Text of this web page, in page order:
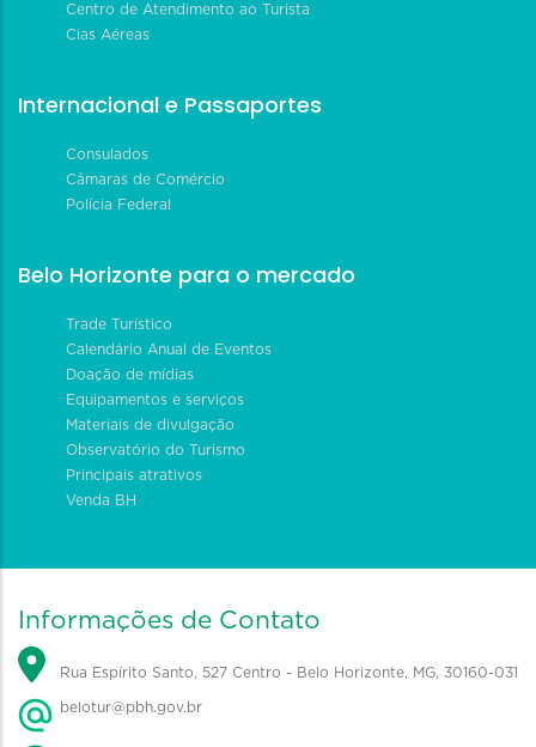
Centro de Atendimento ao Turista
Cias Aéreas
Internacional e Passaportes
Consulados
Câmaras de Comércio
Polícia Federal
Belo Horizonte para o mercado
Trade Turístico
Calendário Anual de Eventos
Doação de mídias
Equipamentos e serviços
Materiais de divulgação
Observatório do Turismo
Principais atrativos
Venda BH
Informações de Contato
Rua Espírito Santo, 527 Centro - Belo Horizonte, MG, 30160-031
belotur@pbh.gov.br